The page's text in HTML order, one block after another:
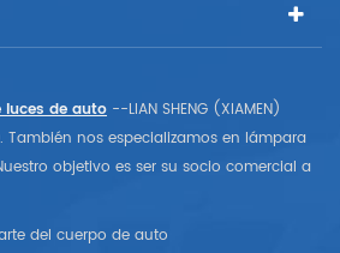
luces de auto --LIAN SHENG (XIAMEN)
También nos especializamos en lámpara
objetivo es ser su socio comercial a
del cuerpo de auto